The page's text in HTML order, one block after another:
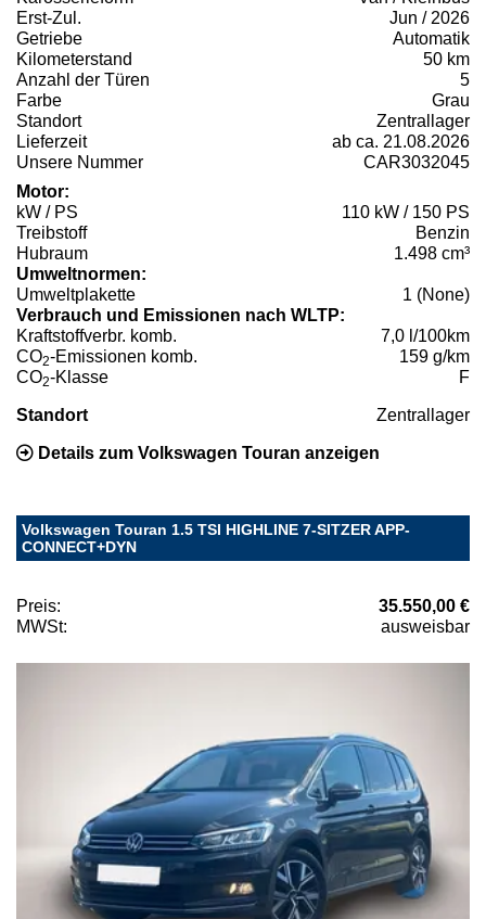
Erst-Zul.
Jun / 2026
Getriebe
Automatik
Kilometerstand
50 km
Anzahl der Türen
5
Farbe
Grau
Standort
Zentrallager
Lieferzeit
ab ca. 21.08.2026
Unsere Nummer
CAR3032045
Motor:
kW / PS
110 kW / 150 PS
Treibstoff
Benzin
Hubraum
1.498 cm³
Umweltnormen:
Umweltplakette
1 (None)
Verbrauch und Emissionen nach WLTP:
Kraftstoffverbr. komb.
7,0 l/100km
CO2-Emissionen komb.
159 g/km
CO2-Klasse F
Standort Zentrallager
Details zum Volkswagen Touran anzeigen
Volkswagen Touran 1.5 TSI HIGHLINE 7-SITZER APP-
CONNECT+DYN
Preis:
35.550,00 €
MWSt:
ausweisbar